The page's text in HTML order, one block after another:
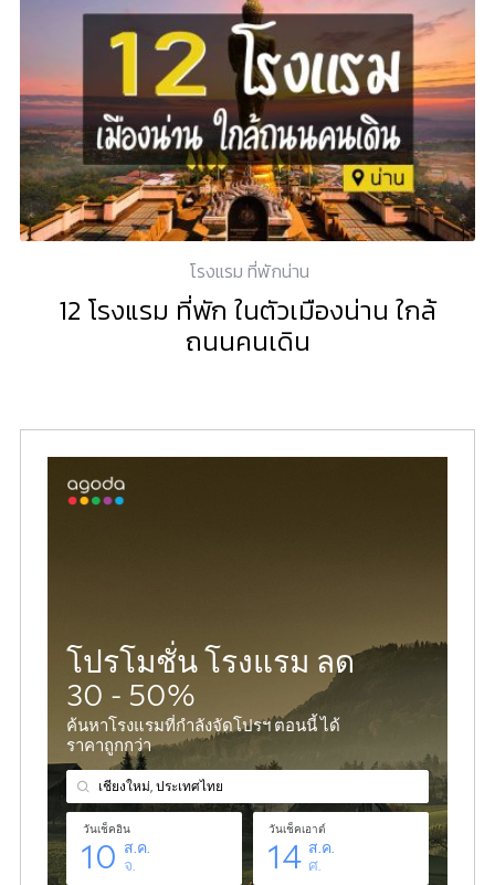
โรงแรม ที่พักน่าน
12 โรงแรม ที่พัก ในตัวเมืองน่าน ใกล้
ถนนคนเดิน